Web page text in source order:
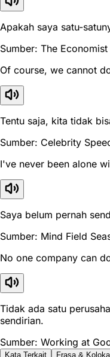
Apakah saya satu-
Sumber: The
Of course, we cannot
Tentu saja, kita tidak
Sumber: Celebrity
I've never been alone
Saya belum pernah
Sumber: Mind Field
No one company can
Tidak ada satu
sendirian.
Sumber: Working at
Kata Terkait Frasa &